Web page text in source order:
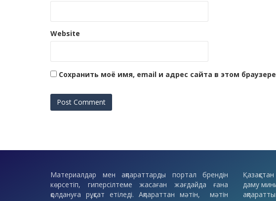
Website
Сохранить моё имя, email и адрес сайта в этом
Материалдар мен ақпараттарды портал брендін
көрсетіп, гиперсілтеме жасаған жағдайда ғана
қолдануға рұқсат етіледі. Ақпараттан мәтін, мәтін
даму